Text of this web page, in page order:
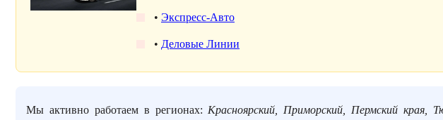
• Экспресс-Авто
• Деловые Линии
Мы активно работаем в регионах: Красноярский, Приморский, Пермский края,